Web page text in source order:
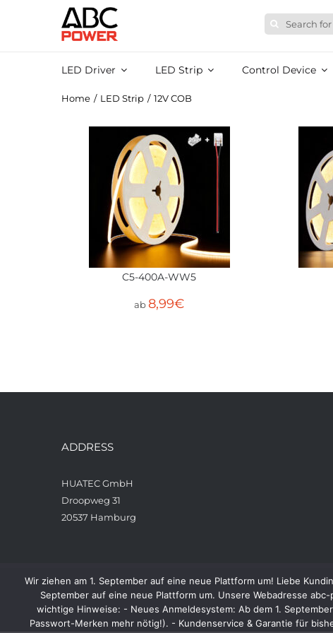
Search
for:
LED Driver LED Strip Control Device
Home / LED Strip / 12V COB
C5-400A-WW5
ab8,99€
ADDRESS
HUATEC GmbH
Droopweg 31
20537 Hamburg
Wir ziehen am 1. September auf eine neue Plattform um! Liebe
September auf eine neue Plattform um. Unsere Webadresse
wichtige Hinweise: - Neues Anmeldesystem: Ab dem 1.
Passwort-Merken mehr nötig!). - Kundenservice & Garantie für